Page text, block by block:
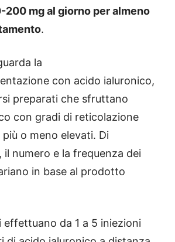
200 mg al giorno per almeno
.
la
con acido ialuronico,
preparati che sfruttano
con gradi di reticolazione
o meno elevati. Di
il numero e la frequenza dei
in base al prodotto
effettuano da 1 a 5 iniezioni